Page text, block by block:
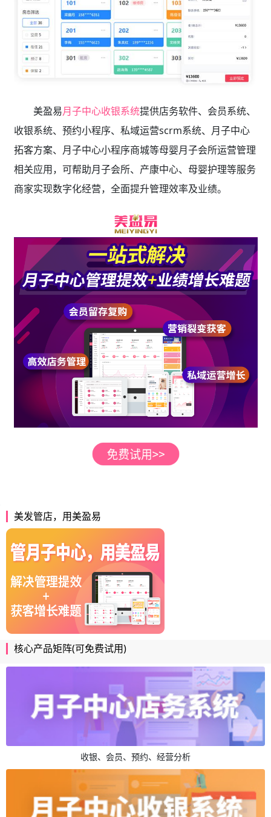
美盈易月子中心收银系统提供店务软件、会员系统、
收银系统、预约小程序、私域运营scrm系统、月子中心
拓客方案、月子中心小程序商城等母婴月子会所运营管理
相关应用，可帮助月子会所、产康中心、母婴护理等服务
商家实现数字化经营，全面提升管理效率及业绩。
美发管店，用美盈易
核心产品矩阵(可免费试用)
收银、会员、预约、经营分析